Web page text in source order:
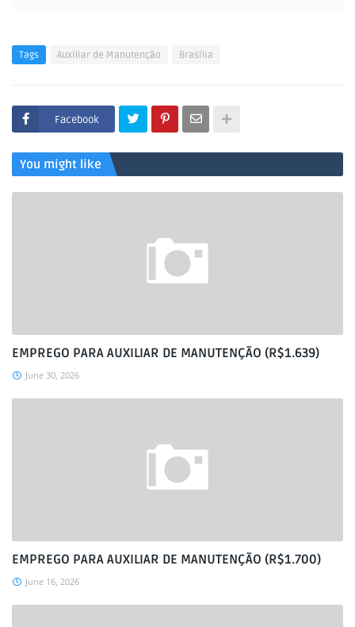
Tags Auxiliar de Manutenção Brasília
Facebook
You might like
EMPREGO PARA AUXILIAR DE MANUTENÇÃO (R$1.639)
June 30, 2026
EMPREGO PARA AUXILIAR DE MANUTENÇÃO (R$1.700)
June 16, 2026